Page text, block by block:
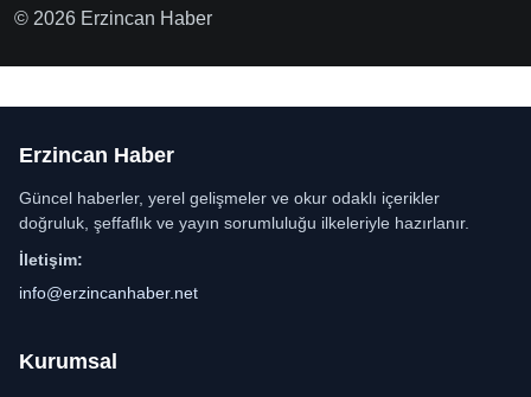
© 2026 Erzincan Haber
Erzincan Haber
Güncel haberler, yerel gelişmeler ve okur odaklı içerikler
doğruluk, şeffaflık ve yayın sorumluluğu ilkeleriyle hazırlanır.
İletişim:
info@erzincanhaber.net
Kurumsal